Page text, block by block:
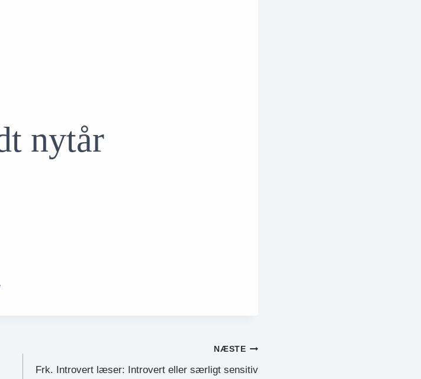
nytår
NÆSTE
Frk. Introvert læser: Introvert eller særligt sensitiv